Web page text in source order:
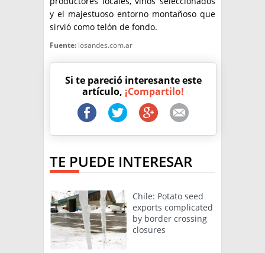
y el majestuoso entorno montañoso que
sirvió como telón de fondo.
Fuente: losandes.com.ar
Si te pareció interesante este
artículo, ¡Compartilo!
TE PUEDE INTERESAR
Chile: Potato seed
exports complicated
by border crossing
closures